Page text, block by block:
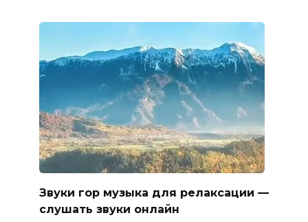
Звуки гор музыка для релаксации —
слушать звуки онлайн